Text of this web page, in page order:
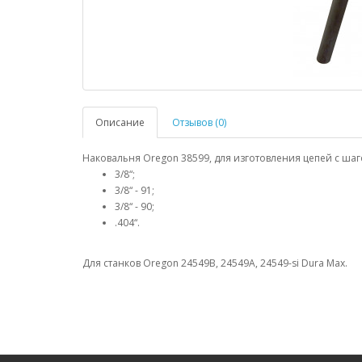
Описание Отзывов (0)
Наковальня Oregon 38599, для изготовления цепей с
3/8“;
3/8“ - 91;
3/8“ - 90;
.404“.
Для станков Oregon 24549B, 24549A, 24549-si Dura Max.